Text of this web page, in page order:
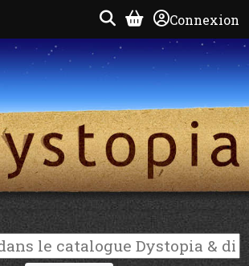
Connexion